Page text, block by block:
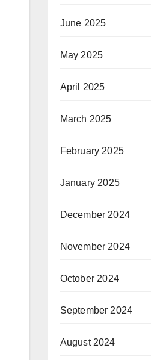
June 2025
May 2025
April 2025
March 2025
February 2025
January 2025
December 2024
November 2024
October 2024
September 2024
August 2024